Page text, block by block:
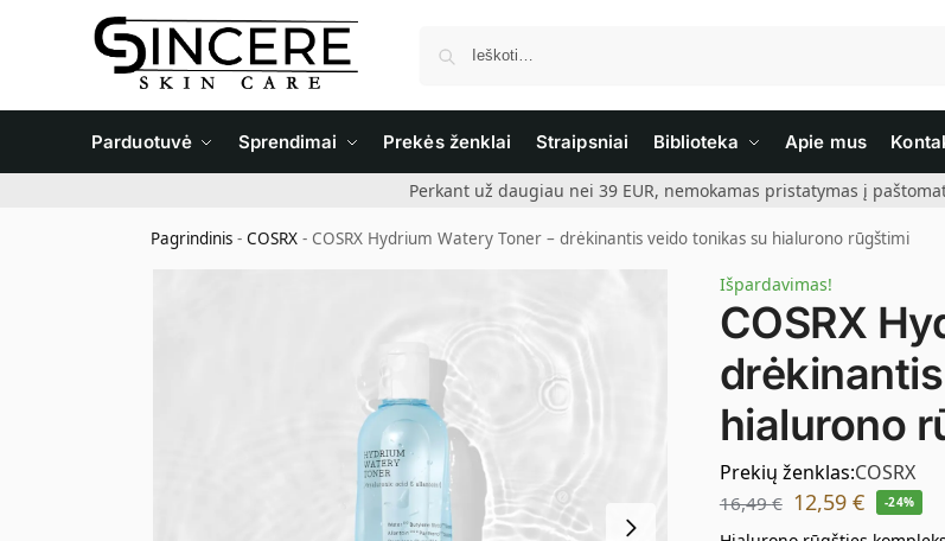
Parduotuvė Sprendimai Prekės ženklai Straipsniai Biblioteka Apie mus
Perkant už daugiau nei 39 EUR, nemokamas pristatymas į
Pagrindinis -COSRX - COSRX Hydrium Watery Toner – drėkinantis veido tonikas su hialurono rūgštimi
Išpardavimas!
COSRX
hialurono
Prekių ženklas:COSRX
16,49€ 12,59 € -24%